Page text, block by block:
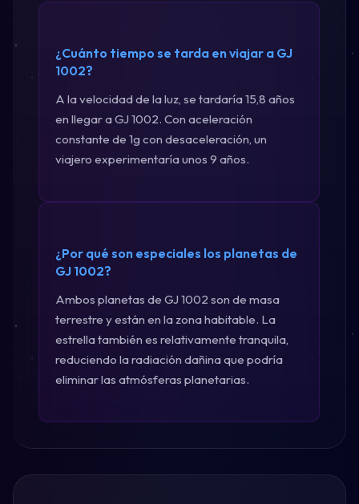
¿Cuánto tiempo se tarda en viajar a GJ
1002?
A la velocidad de la luz, se tardaría 15,8 años
en llegar a GJ 1002. Con aceleración
constante de 1g con desaceleración, un
viajero experimentaría unos 9 años.
¿Por qué son especiales los planetas de
GJ 1002?
Ambos planetas de GJ 1002 son de masa
terrestre y están en la zona habitable. La
estrella también es relativamente tranquila,
reduciendo la radiación dañina que podría
eliminar las atmósferas planetarias.